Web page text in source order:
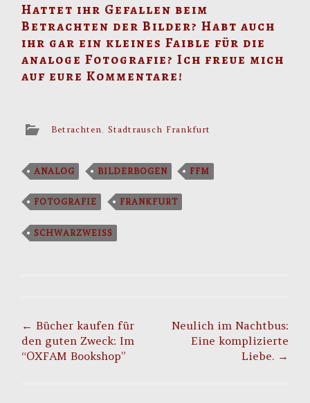
Hattet ihr Gefallen beim
Betrachten der Bilder? Habt auch
ihr gar ein kleines Faible für die
analoge Fotografie? Ich freue mich
auf eure Kommentare!
Betrachten,Stadtrausch Frankfurt
ANALOG BILDERBOGEN FFM
FOTOGRAFIE FRANKFURT
SCHWARZWEISS
navigation
← Bücher kaufen für
den guten Zweck: Im
“OXFAM Bookshop”
Neulich im Nachtbus:
Eine komplizierte
Liebe. →